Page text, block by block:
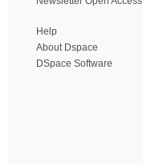
Help
About Dspace
DSpace Software